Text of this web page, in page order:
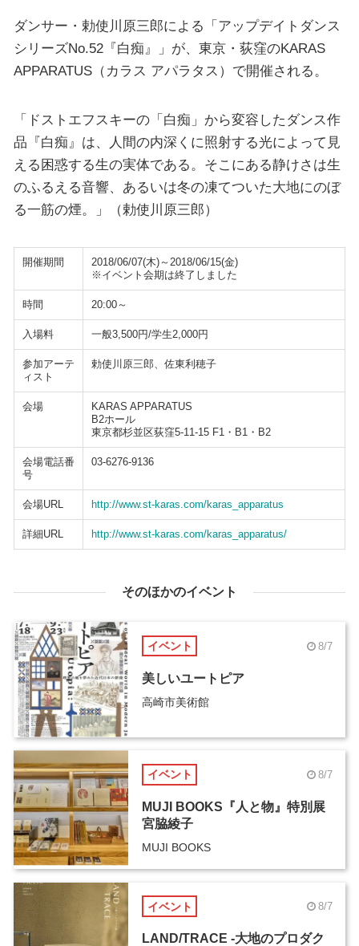
ダンサー・勅使川原三郎による「アップデイトダンス
シリーズNo.52『白痴』」が、東京・荻窪のKARAS
APPARATUS（カラス アパラタス）で開催される。
「ドストエフスキーの「白痴」から変容したダンス作
品『白痴』は、人間の内深くに照射する光によって見
える困惑する生の実体である。そこにある静けさは生
のふるえる音響、あるいは冬の凍てついた大地にのぼ
る一筋の煙。」（勅使川原三郎）
開催期間
2018/06/07(木)～2018/06/15(金)
※イベント会期は終了しました
時間 20:00～
入場料 一般3,500円/学生2,000円
参加アーテ
ィスト
勅使川原三郎、佐東利穂子
会場
KARAS APPARATUS
B2ホール
東京都杉並区荻窪5-11-15 F1・B1・B2
会場電話番
号
03-6276-9136
会場URL http://www.st-karas.com/karas_apparatus
詳細URL http://www.st-karas.com/karas_apparatus/
そのほかのイベント
イベント 8/7
美しいユートピア
高崎市美術館
イベント 8/7
MUJI BOOKS『人と物』特別展
宮脇綾子
MUJI BOOKS
イベント 8/7
LAND/TRACE -大地のプロダク